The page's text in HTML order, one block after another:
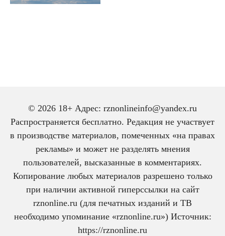
© 2026 18+ Адрес: rznonlineinfo@yandex.ru
Распространяется бесплатно. Редакция не участвует
в производстве материалов, помеченных «на правах
рекламы» и может не разделять мнения
пользователей, высказанные в комментариях.
Копирование любых материалов разрешено только
при наличии активной гиперссылки на сайт
rznonline.ru (для печатных изданий и ТВ
необходимо упоминание «rznonline.ru») Источник:
https://rznonline.ru